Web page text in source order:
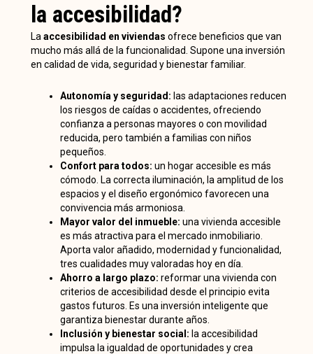
la accesibilidad?
Laaccesibilidad en viviendas ofrece beneficios que van
mucho más allá de la funcionalidad. Supone una inversión
en calidad de vida, seguridad y bienestar familiar.
Autonomía y seguridad: las adaptaciones reducen
los riesgos de caídas o accidentes, ofreciendo
confianza a personas mayores o con movilidad
reducida, pero también a familias con niños
pequeños.
Confort para todos: un hogar accesible es más
cómodo. La correcta iluminación, la amplitud de los
espacios y el diseño ergonómico favorecen una
convivencia más armoniosa.
Mayor valor del inmueble: una vivienda accesible
es más atractiva para el mercado inmobiliario.
Aporta valor añadido, modernidad y funcionalidad,
tres cualidades muy valoradas hoy en día.
Ahorro a largo plazo: reformar una vivienda con
criterios de accesibilidad desde el principio evita
gastos futuros. Es una inversión inteligente que
garantiza bienestar durante años.
Inclusión y bienestar social: a accesibilidad
impulsa la igualdad de oportunidades y crea